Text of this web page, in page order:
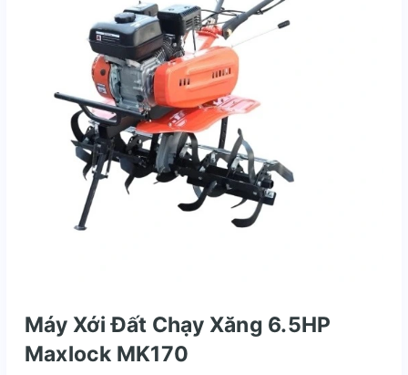
Máy Xới Đất Chạy Xăng 6.5HP
Maxlock MK170